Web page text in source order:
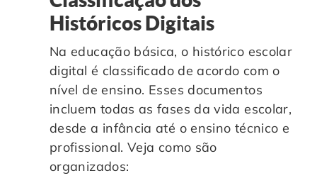
Históricos Digitais
Na educação básica, o histórico escolar
digital é classificado de acordo com o
nível de ensino. Esses documentos
incluem todas as fases da vida escolar,
desde a infância até o ensino técnico e
profissional. Veja como são
organizados: